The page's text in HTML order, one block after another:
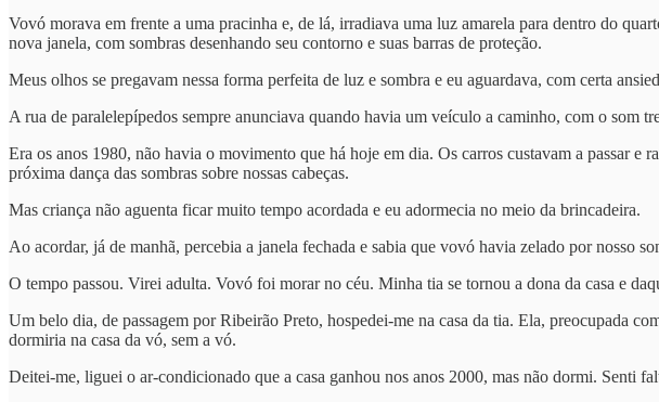
Vovó morava em frente a uma pracinha e, de lá, irradiava uma luz amarela para dentro do
nova janela, com sombras desenhando seu contorno e suas barras de proteção.
Meus olhos se pregavam nessa forma perfeita de luz e sombra e eu aguardava, com certa
A rua de paralelepípedos sempre anunciava quando havia um veículo a caminho, com o som
Era os anos 1980, não havia o movimento que há hoje em dia. Os carros custavam a passar e
próxima dança das sombras sobre nossas cabeças.
Mas criança não aguenta ficar muito tempo acordada e eu adormecia no meio da brincadeira.
Ao acordar, já de manhã, percebia a janela fechada e sabia que vovó havia zelado por nosso
O tempo passou. Virei adulta. Vovó foi morar no céu. Minha tia se tornou a dona da casa e
Um belo dia, de passagem por Ribeirão Preto, hospedei-me na casa da tia. Ela, preocupada
dormiria na casa da vó, sem a vó.
Deitei-me, liguei o ar-condicionado que a casa ganhou nos anos 2000, mas não dormi. Senti